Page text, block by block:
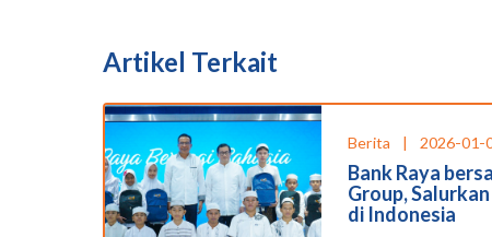
Artikel Terkait
Berita | 2026-01-
Bank Raya
Group,
di Indonesia